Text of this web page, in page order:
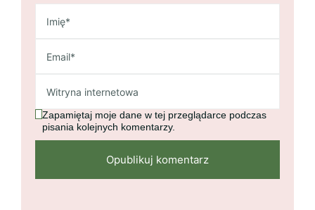
Zapamiętaj moje dane w tej przeglądarce podczas
pisania kolejnych komentarzy.